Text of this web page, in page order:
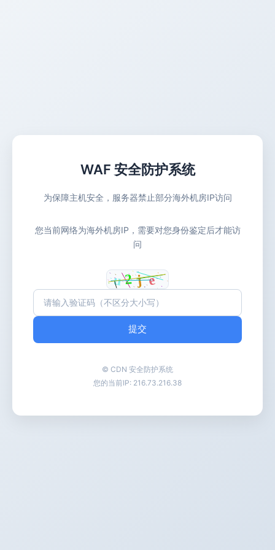
WAF 安全防护系统
为保障主机安全，服务器禁止部分海外机房IP访问
您当前网络为海外机房IP，需要对您身份鉴定后才能访
问
提交
© CDN 安全防护系统
您的当前IP: 216.73.216.38